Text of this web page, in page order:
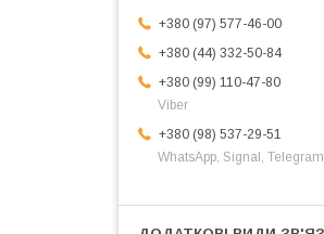
+380 (97) 577-46-00
+380 (44) 332-50-84
+380 (99) 110-47-80
Viber
+380 (98) 537-29-51
WhatsApp, Signal, Telegram